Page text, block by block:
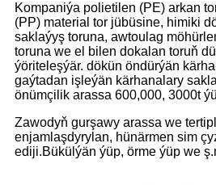
Kompaniýa polietilen (PE) arkan
(PP) material tor jübüsine, himiki
saklaýyş toruna, awtoulag
toruna we el bilen dokalan toruň
ýöriteleşýär. dökün öndürýän
gaýtadan işleýän kärhanalary
önümçilik arassa 600,000, 3000t
Zawodyň gurşawy arassa we
enjamlaşdyrylan, hünärmen sim
ediji.Bükülýän ýüp, örme ýüp we